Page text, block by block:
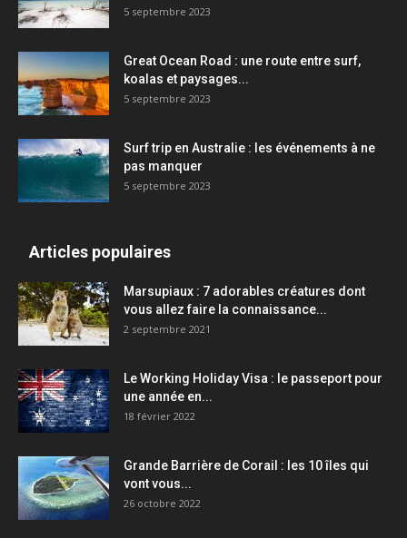
5 septembre 2023
Great Ocean Road : une route entre surf,
koalas et paysages...
5 septembre 2023
Surf trip en Australie : les événements à ne
pas manquer
5 septembre 2023
Articles populaires
Marsupiaux : 7 adorables créatures dont
vous allez faire la connaissance...
2 septembre 2021
Le Working Holiday Visa : le passeport pour
une année en...
18 février 2022
Grande Barrière de Corail : les 10 îles qui
vont vous...
26 octobre 2022